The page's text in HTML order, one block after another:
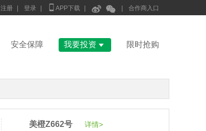
注册 登录  APP下载   合作商入口
安全保障 我要投资  限时抢购
美橙Z662号 详情>